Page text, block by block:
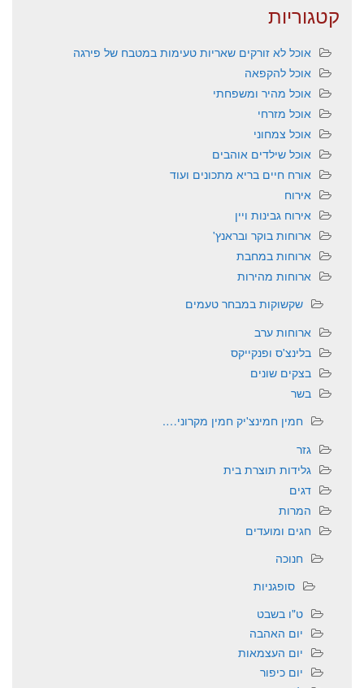
קטגוריות
אוכל לא זורקים שאריות טעימות במטבח של פירגה
אוכל להקפאה
אוכל מהיר ומשפחתי
אוכל מזרחי
אוכל צמחוני
אוכל שילדים אוהבים
אורח חיים בריא מתכונים ועוד
אירוח
אירוח גבינות ויין
ארוחות בוקר ובראנץ'
ארוחות במחבת
ארוחות מהירות
שקשוקות במבחר טעמים
ארוחות ערב
בלינצ'ס ופנקייקס
בצקים שונים
בשר
חמין חמינצ'יק חמין מקרוני….
גזר
גלידות תוצרת בית
דגים
המרות
חגים ומועדים
חנוכה
סופגניות
ט"ו בשבט
יום האהבה
יום העצמאות
יום כיפור